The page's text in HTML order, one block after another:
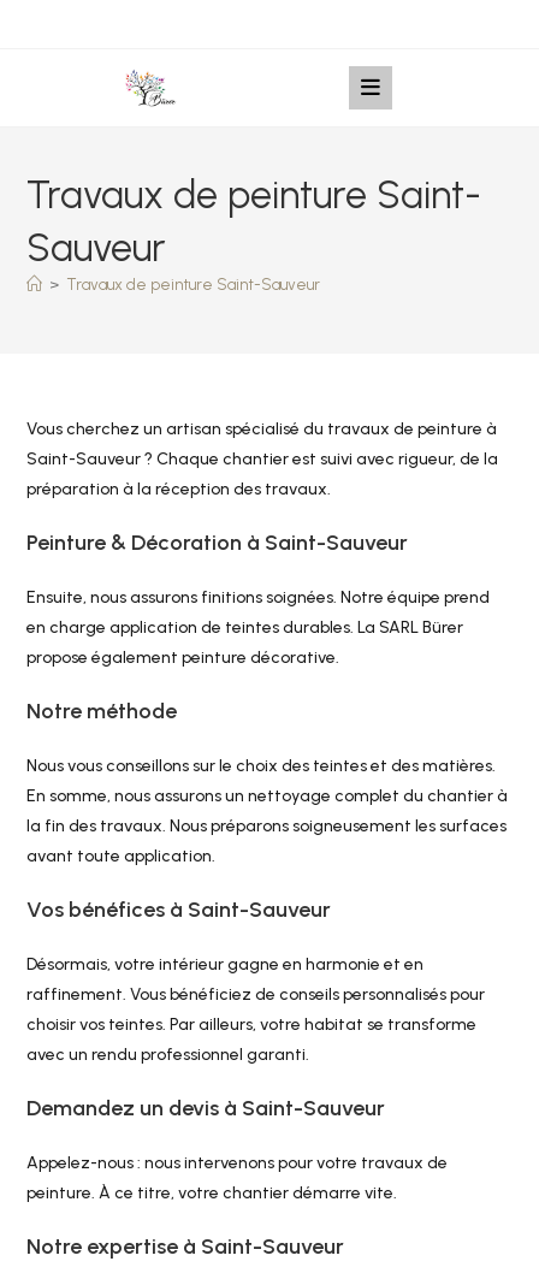
Travaux de peinture Saint-
Sauveur
> Travaux de peinture Saint-Sauveur
Vous cherchez un artisan spécialisé du travaux de peinture à
Saint-Sauveur ? Chaque chantier est suivi avec rigueur, de la
préparation à la réception des travaux.
Peinture & Décoration à Saint-Sauveur
Ensuite, nous assurons finitions soignées. Notre équipe prend
en charge application de teintes durables. La SARL Bürer
propose également peinture décorative.
Notre méthode
Nous vous conseillons sur le choix des teintes et des matières.
En somme, nous assurons un nettoyage complet du chantier à
la fin des travaux. Nous préparons soigneusement les surfaces
avant toute application.
Vos bénéfices à Saint-Sauveur
Désormais, votre intérieur gagne en harmonie et en
raffinement. Vous bénéficiez de conseils personnalisés pour
choisir vos teintes. Par ailleurs, votre habitat se transforme
avec un rendu professionnel garanti.
Demandez un devis à Saint-Sauveur
Appelez-nous : nous intervenons pour votre travaux de
peinture. À ce titre, votre chantier démarre vite.
Notre expertise à Saint-Sauveur